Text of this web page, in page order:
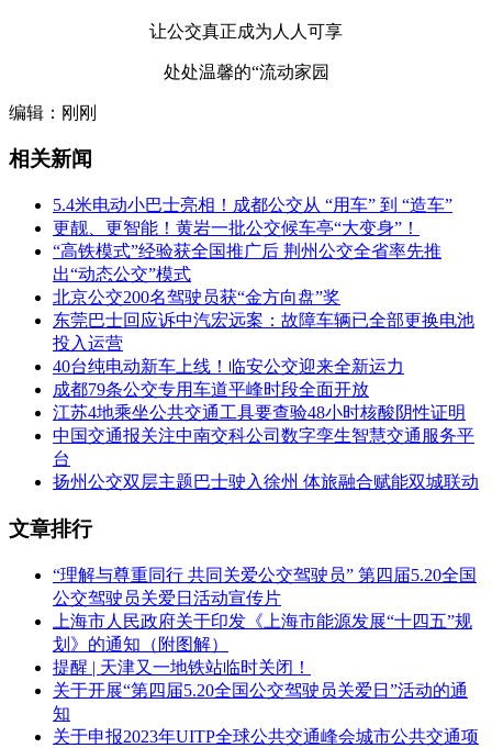
让公交真正成为人人可享
处处温馨的“流动家园
编辑：刚刚
相关新闻
5.4米电动小巴士亮相！成都公交从 “用车” 到 “造车”
更靓、更智能！黄岩一批公交候车亭“大变身”！
“高铁模式”经验获全国推广后 荆州公交全省率先推
出“动态公交”模式
北京公交200名驾驶员获“金方向盘”奖
东莞巴士回应诉中汽宏远案：故障车辆已全部更换电池
投入运营
40台纯电动新车上线！临安公交迎来全新运力
成都79条公交专用车道平峰时段全面开放
江苏4地乘坐公共交通工具要查验48小时核酸阴性证明
中国交通报关注中南交科公司数字孪生智慧交通服务平
台
扬州公交双层主题巴士驶入徐州 体旅融合赋能双城联动
文章排行
“理解与尊重同行 共同关爱公交驾驶员” 第四届5.20全国
公交驾驶员关爱日活动宣传片
上海市人民政府关于印发《上海市能源发展“十四五”规
划》的通知（附图解）
提醒 | 天津又一地铁站临时关闭！
关于开展“第四届5.20全国公交驾驶员关爱日”活动的通
知
关于申报2023年UITP全球公共交通峰会城市公共交通项